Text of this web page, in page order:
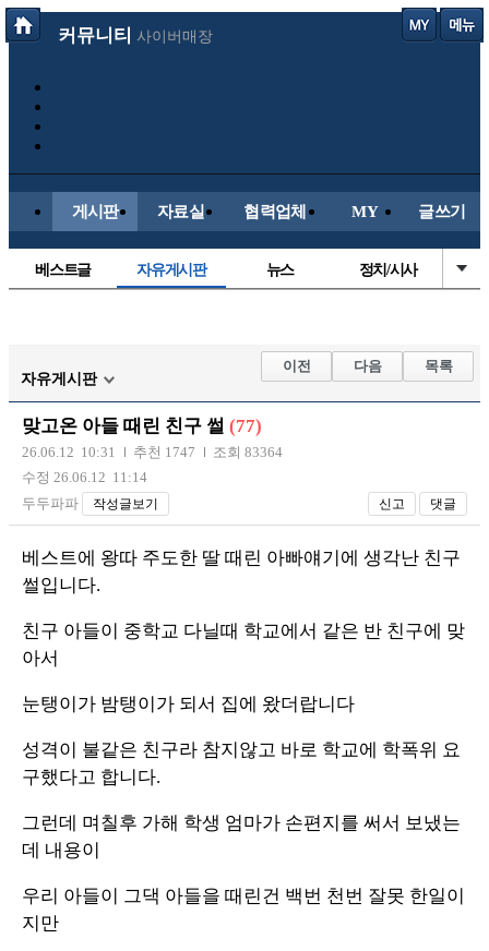
커뮤니티 사이버매장
게시판 자료실 협력업체 MY 글쓰기
베스트글 자유게시판 뉴스 정치/시사
해외축구
국내축구
자유게시판
이전 다음 목록
맞고온 아들 때린 친구 썰 (77)
26.06.12 10:31 추천 1747
조회 83364
수정 26.06.12 11:14
두두파파
작성글보기 신고 댓글
베스트에 왕따 주도한 딸 때린 아빠얘기에 생각난 친구
썰입니다.
친구 아들이 중학교 다닐때 학교에서 같은 반 친구에 맞
아서
눈탱이가 밤탱이가 되서 집에 왔더랍니다
성격이 불같은 친구라 참지않고 바로 학교에 학폭위 요
구했다고 합니다.
그런데 며칠후 가해 학생 엄마가 손편지를 써서 보냈는
데 내용이
우리 아들이 그댁 아들을 때린건 백번 천번 잘못 한일이
지만